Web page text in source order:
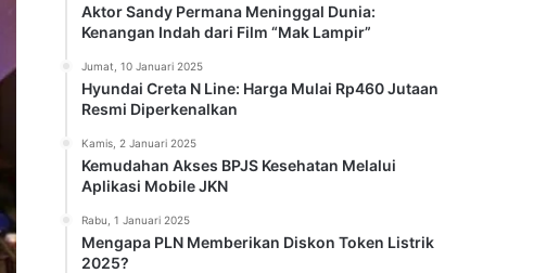
Aktor Sandy Permana Meninggal Dunia:
Kenangan Indah dari Film “Mak Lampir”
Jumat, 10 Januari 2025
Hyundai Creta N Line: Harga Mulai Rp460 Jutaan
Resmi Diperkenalkan
Kamis, 2 Januari 2025
Kemudahan Akses BPJS Kesehatan Melalui
Aplikasi Mobile JKN
Rabu, 1 Januari 2025
Mengapa PLN Memberikan Diskon Token Listrik
2025?